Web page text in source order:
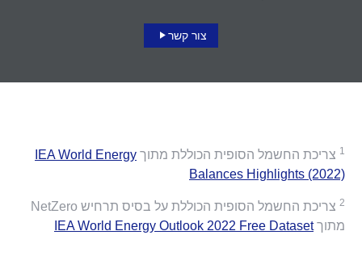
צור קשר
1 צריכת החשמל הסופית הכוללת מתוך IEA World Energy
Balances Highlights (2022)
2
צריכת החשמל הסופית הכוללת על בסיס תרחיש NetZero
מתוךIEA World Energy Outlook 2022 Free Dataset